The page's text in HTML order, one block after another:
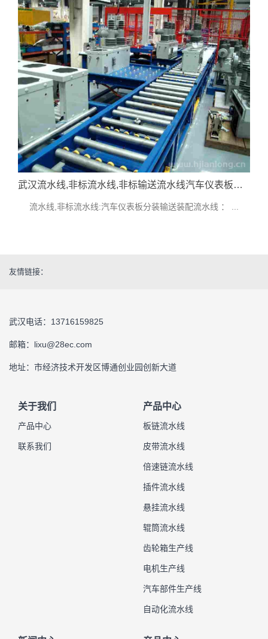
武汉流水线,非标流水线,非标输送流水线汽车仪表板分装输送装配流水线技术指标参考
友情链接：
武汉电话：13716159825
邮箱：lixu@28ec.com
地址：市经济技术开发区博通创业园创新大道
关于我们
产品中心
联系我们
产品中心
板链流水线
皮带流水线
倍速链流水线
插件流水线
悬挂流水线
辊筒流水线
齿轮箱生产线
电机生产线
汽车部件生产线
自动化流水线